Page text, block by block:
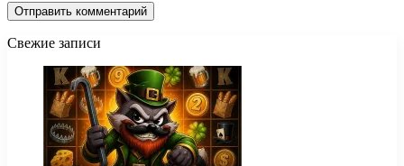
Свежие записи